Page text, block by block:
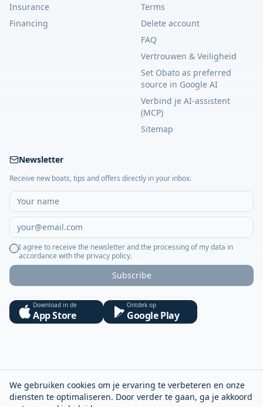
We gebruiken cookies om je ervaring te verbeteren en onze
diensten te optimaliseren. Door verder te gaan, ga je akkoord
Insurance
Financing
Terms
Delete account
FAQ
Vertrouwen & Veiligheid
Set Obato as preferred
source in Google AI
Verbind je AI-assistent
(MCP)
Sitemap
Newsletter
Receive new boats, tips and offers directly in your inbox.
I agree to receive the newsletter and the processing of my data in
accordance with the privacy policy.
Subscribe
Download in de
App Store
Ontdek op
Google Play